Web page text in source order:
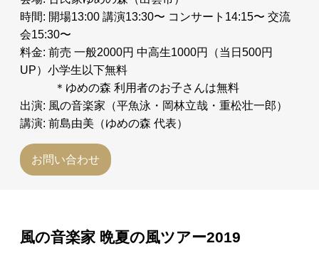
時間: 開場13:00 講演13:30〜 コンサート14:15〜 交流
会15:30〜
料金: 前売 一般2000円 中高生1000円（当日500円
UP）小学生以下無料
＊ゆめの森 利用者のお子さんは無料
出演: 風の音楽家（平魚泳・岡林立哉・重松壮一郎）
講演: 前島由美（ゆめの森 代表）
お問い合わせ
風の音楽家 晩夏の風ツアー2019